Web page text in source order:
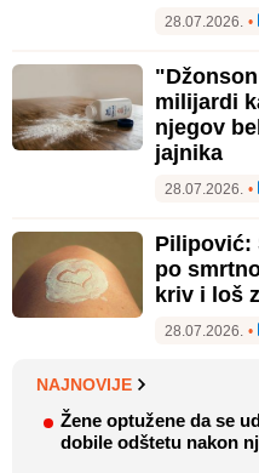
28.07.2026. •
milijardi
njegov
jajnika
28.07.2026. •
Pilipović:
po
kriv i loš
28.07.2026. •
NAJNOVIJE
Žene optužene da se
dobile odštetu nakon